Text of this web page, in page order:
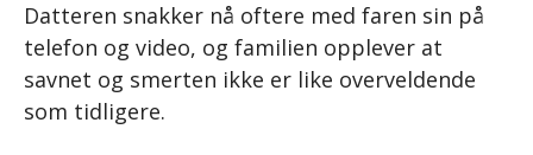
Datteren snakker nå oftere med faren sin på
telefon og video, og familien opplever at
savnet og smerten ikke er like overveldende
som tidligere.